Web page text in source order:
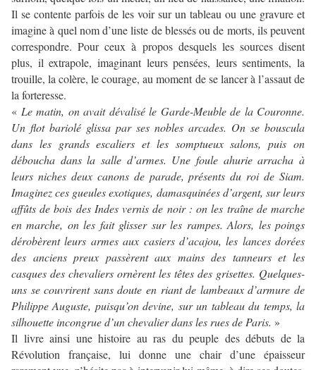
Il se contente parfois de les voir sur un tableau ou une gravure et
imagine à quel nom d’une liste de blessés ou de morts, ils peuvent
correspondre. Pour ceux à propos desquels les sources disent
plus, il extrapole, imaginant leurs pensées, leurs sentiments, la
trouille, la colère, le courage, au moment de se lancer à l’assaut de
la forteresse.
« Le matin, on avait dévalisé le Garde-Meuble de la Couronne.
Un flot bariolé glissa par ses nobles arcades. On se bouscula
dans les grands escaliers et les somptueux salons, puis on
déboucha dans la salle d’armes. Une foule ahurie arracha à
leurs niches deux canons de parade, présents du roi de Siam.
Imaginez ces gueules exotiques, damasquinées d’argent, sur leurs
affûts de bois des Indes vernis de noir : on les traîne de marche
en marche, on les fait glisser sur les rampes. Alors, les poings
dérobèrent leurs armes aux casiers d’acajou, les lances dorées
des anciens preux passèrent aux mains des tanneurs et les
casques des chevaliers ornèrent les têtes des grisettes. Quelques-
uns se couvrirent sans doute en riant de lambeaux d’armure de
Philippe Auguste, puisqu’on devine, sur un tableau du temps, la
silhouette incongrue d’un chevalier dans les rues de Paris. »
Il livre ainsi une histoire au ras du peuple des débuts de la
Révolution française, lui donne une chair d’une épaisseur